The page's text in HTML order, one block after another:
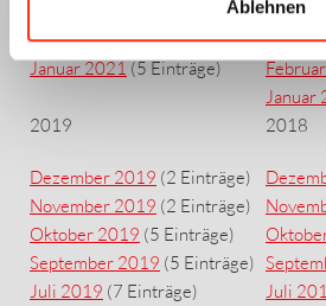
Ablehnen
Februar 2021(1 Eintrag)
Januar 2021(5 Einträge)
April
März
Januar
2019
Dezember 2019 (2 Einträge)
November 2019 (2 Einträge)
Oktober 2019 (5 Einträge)
September 2019 (5 Einträge)
Juli 2019 (7 Einträge)
2018
Juli